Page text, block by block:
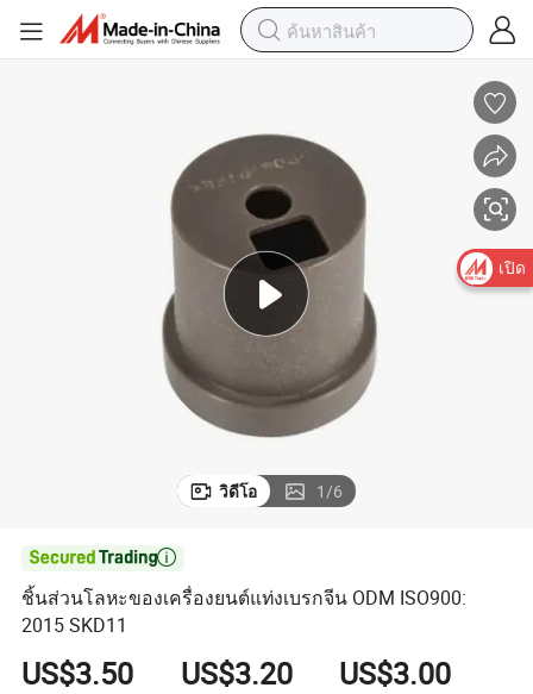
วิดีโอ 1/6

ชิ้นส่วนโลหะของเครื่องยนต์แท่งเบรกจีน ODM ISO900:
2015 SKD11
US$3.50 US$3.20 US$3.00
เปิด